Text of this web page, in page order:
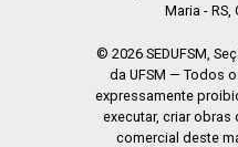
Maria - RS,
© 2026 SEDUFSM,
da UFSM — Todos
expressamente
executar, criar obras
comercial deste